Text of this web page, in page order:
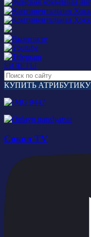
БИЛЕТЫ
КУПИТЬ АТРИБУТИКУ
Сокол TV